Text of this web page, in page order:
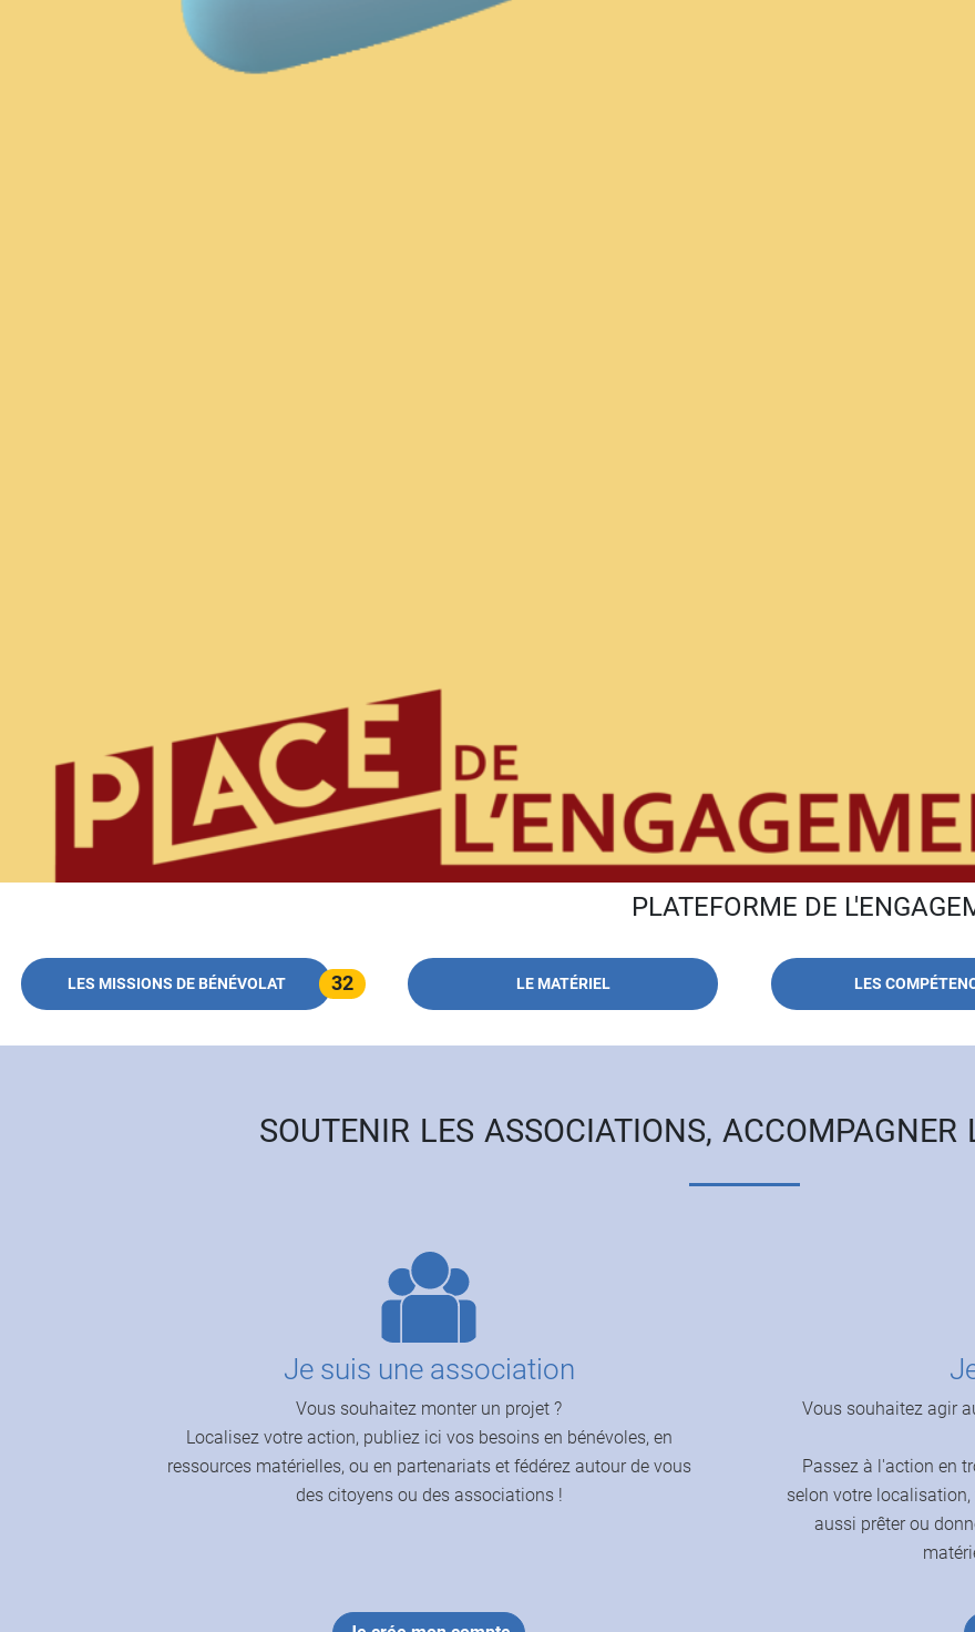
PLATEFORME DE L'ENGAGEMENT CITOYEN EN MEURTHE-ET-MOSELLE
PLATEFORME DE
LES MISSIONS DE BÉNÉVOLAT 32 LE MATÉRIEL LES
SOUTENIR LES ASSOCIATIONS, ACCOMPAGNER
Je suis une association
Vous souhaitez monter un projet ?
Localisez votre action, publiez ici vos besoins en bénévoles, en
ressources matérielles, ou en partenariats et fédérez autour de vous
des citoyens ou des associations !
Vous souhaitez agir
Passez à l'action en
selon votre
aussi prêter ou